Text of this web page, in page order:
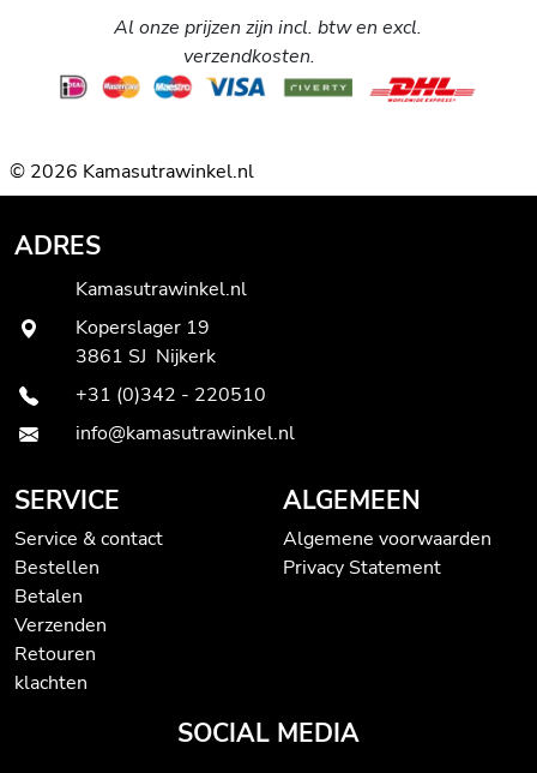
Al onze prijzen zijn incl. btw en excl.
verzendkosten.
© 2026 Kamasutrawinkel.nl
ADRES
Kamasutrawinkel.nl
Koperslager 19
3861 SJ Nijkerk
+31 (0)342 - 220510
info@kamasutrawinkel.nl
SERVICE
Service & contact
Bestellen
Betalen
Verzenden
Retouren
klachten
ALGEMEEN
Algemene voorwaarden
Privacy Statement
SOCIAL MEDIA